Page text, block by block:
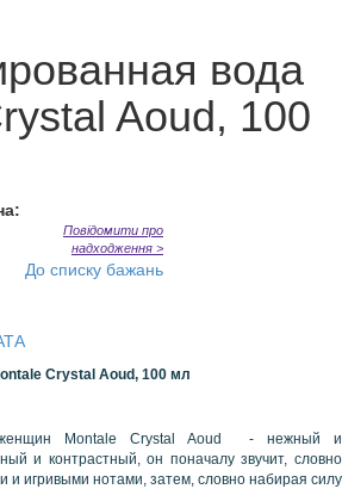
вода
Aoud, 100
Повідомити про
надходження >
До списку бажань
Crystal Aoud, 100 мл
Montale Crystal Aoud - нежный и
и контрастный, он поначалу звучит, словно
и игривыми нотами, затем, словно набирая силу